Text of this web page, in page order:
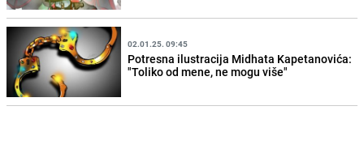
02.01.25. 09:45
Potresna ilustracija Midhata Kapetanovića:
"Toliko od mene, ne mogu više"